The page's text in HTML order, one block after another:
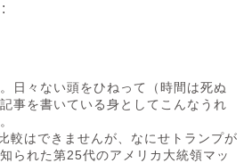
日々ない頭をひねって（時間は死ぬ
事を書いている身としてこんなうれ
較はできませんが、なにせトランプが
られた第25代のアメリカ大統領マッ